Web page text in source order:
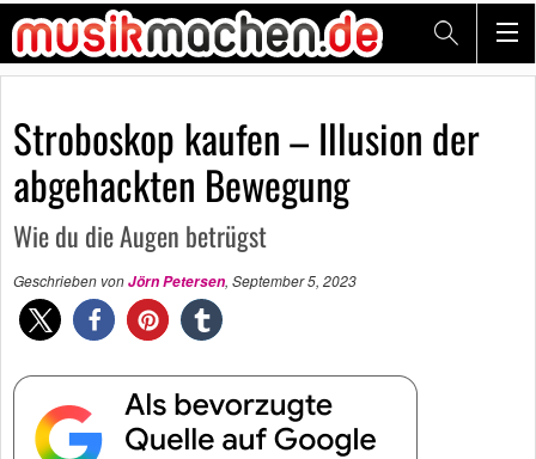
Stroboskop kaufen – Illusion der
abgehackten Bewegung
Wie du die Augen betrügst
Geschrieben vonJörn Petersen, September 5, 2023